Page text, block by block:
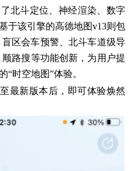
北斗定位、神经渲染、数字
于该引擎的高德地图v13则包
区会车预警、北斗车道级导
路搜等功能创新，为用户提
“时空地图”体验。
最新版本后，即可体验焕然